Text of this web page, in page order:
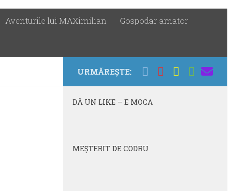
Aventurile lui MAXimilian Gospodar amator
URMĂREȘTE:
DĂ UN LIKE – E MOCA
MEŞTERIT DE CODRU